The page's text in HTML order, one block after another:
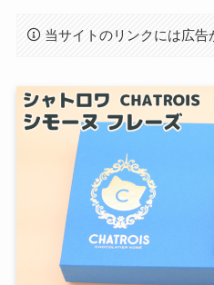
当サイトのリンクには広告